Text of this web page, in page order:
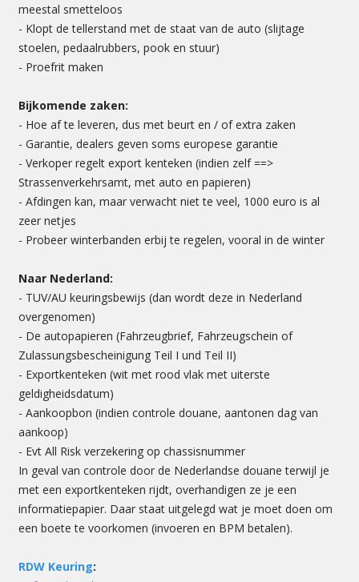
meestal smetteloos
- Klopt de tellerstand met de staat van de auto (slijtage
stoelen, pedaalrubbers, pook en stuur)
- Proefrit maken
Bijkomende zaken:
- Hoe af te leveren, dus met beurt en / of extra zaken
- Garantie, dealers geven soms europese garantie
- Verkoper regelt export kenteken (indien zelf ==>
Strassenverkehrsamt, met auto en papieren)
- Afdingen kan, maar verwacht niet te veel, 1000 euro is al
zeer netjes
- Probeer winterbanden erbij te regelen, vooral in de winter
Naar Nederland:
- TUV/AU keuringsbewijs (dan wordt deze in Nederland
overgenomen)
- De autopapieren (Fahrzeugbrief, Fahrzeugschein of
Zulassungsbescheinigung Teil I und Teil II)
- Exportkenteken (wit met rood vlak met uiterste
geldigheidsdatum)
- Aankoopbon (indien controle douane, aantonen dag van
aankoop)
- Evt All Risk verzekering op chassisnummer
In geval van controle door de Nederlandse douane terwijl je
met een exportkenteken rijdt, overhandigen ze je een
informatiepapier. Daar staat uitgelegd wat je moet doen om
een boete te voorkomen (invoeren en BPM betalen).
RDW Keuring: